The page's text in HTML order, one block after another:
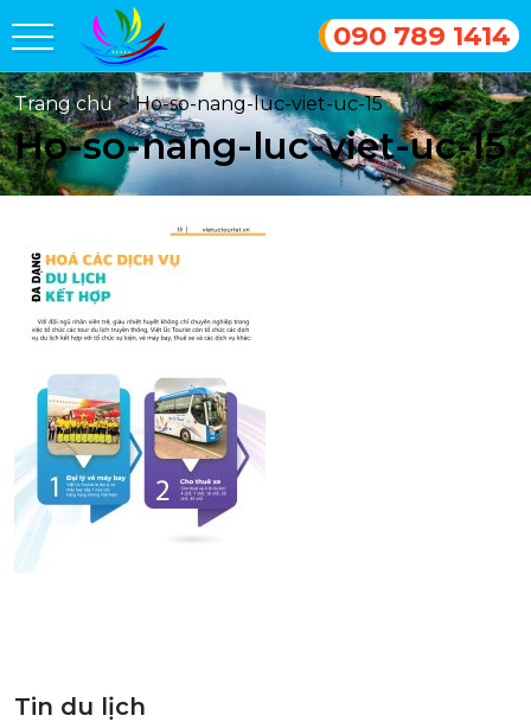
090 789 1414
Trang chủ > Ho-so-nang-luc-viet-uc-15
Ho-so-nang-luc-viet-uc-15
Tin du lịch